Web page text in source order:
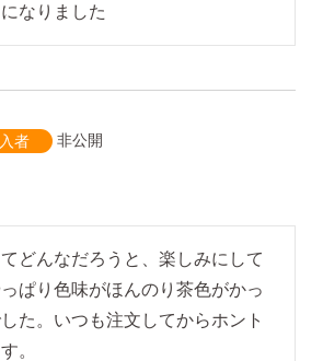
なりました
者
非公開
どんなだろうと、楽しみにして
ぱり色味がほんのり茶色がかっ
た。いつも注文してからホント
。